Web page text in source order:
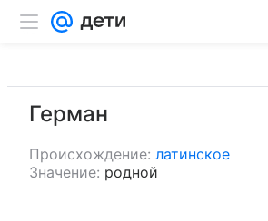
Герман
Происхождение: латинское
Значение: родной